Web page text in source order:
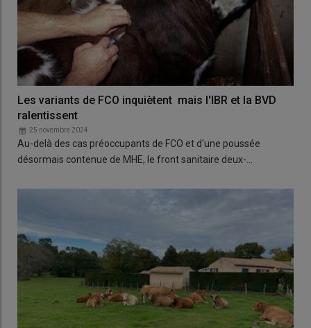
Les variants de FCO inquiètent mais l'IBR et la BVD
ralentissent
25 novembre 2024
Au-delà des cas préoccupants de FCO et d'une poussée
désormais contenue de MHE, le front sanitaire deux-…